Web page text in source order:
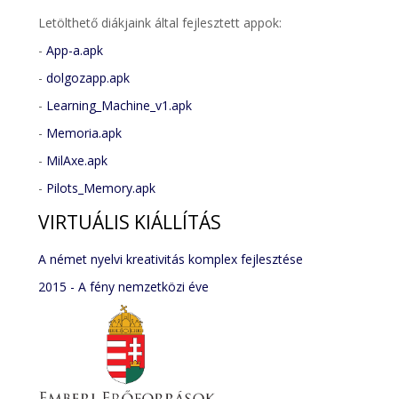
Letölthető diákjaink által fejlesztett appok:
-App-a.apk
-dolgozapp.apk
- Learning_Machine_v1.apk
- Memoria.apk
- MilAxe.apk
- Pilots_Memory.apk
VIRTUÁLIS KIÁLLÍTÁS
A német nyelvi kreativitás komplex fejlesztése
2015 - A fény nemzetközi éve